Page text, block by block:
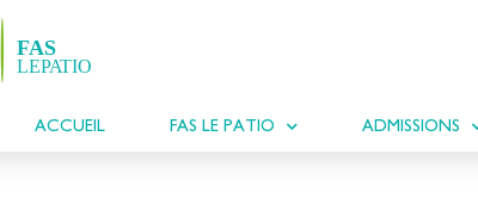
ACCUEIL FAS LE PATIO ADMISSIONS